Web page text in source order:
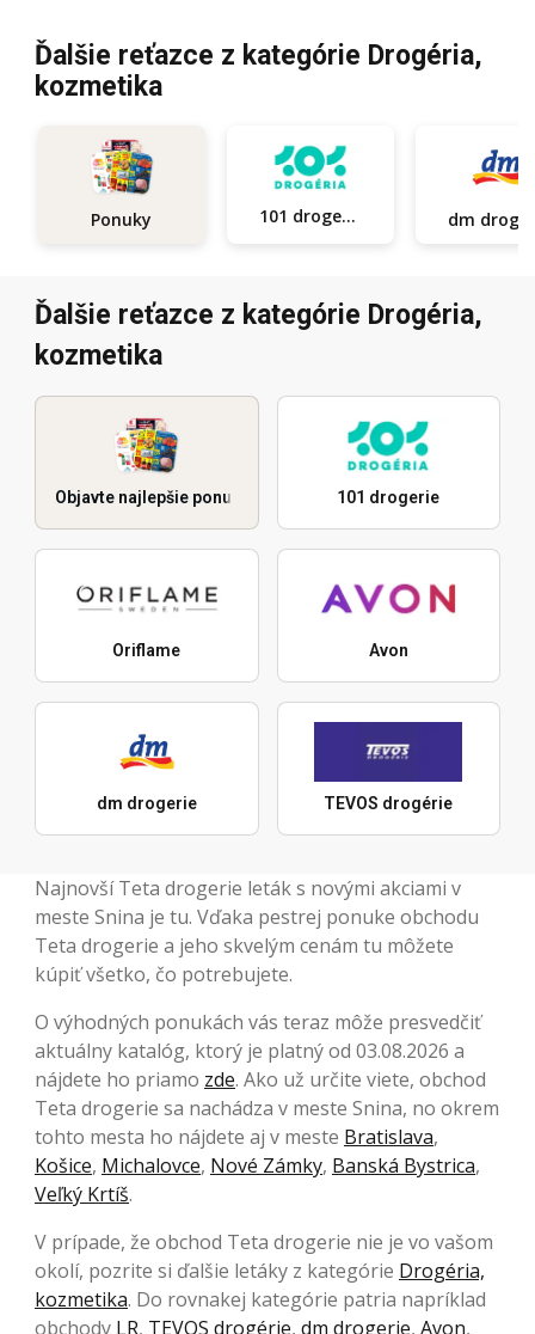
Ďalšie reťazce z kategórie Drogéria,
kozmetika
Ponuky 101 drogerie
Ďalšie reťazce z kategórie Drogéria,
kozmetika
Objavte najlepšie ponuky 101 drogerie
Oriflame Avon
dm drogerie TEVOS drogérie
Najnovší Teta drogerie leták s novými akciami v
meste Snina je tu. Vďaka pestrej ponuke obchodu
Teta drogerie a jeho skvelým cenám tu môžete
kúpiť všetko, čo potrebujete.
O výhodných ponukách vás teraz môže presvedčiť
aktuálny katalóg, ktorý je platný od 03.08.2026 a
nájdete ho priamo zde. Ako už určite viete, obchod
Teta drogerie sa nachádza v meste Snina, no okrem
tohto mesta ho nájdete aj v meste Bratislava,
Košice, Michalovce, Nové Zámky, Banská Bystrica,
Veľký Krtíš.
V prípade, že obchod Teta drogerie nie je vo vašom
okolí, pozrite si ďalšie letáky z kategórie Drogéria,
kozmetika. Do rovnakej kategórie patria napríklad
obchody LR, TEVOS drogérie, dm drogerie, Avon,